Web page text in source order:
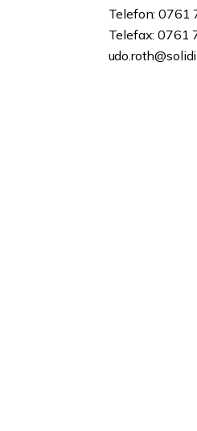
Telefon: 0761
Telefax: 0761